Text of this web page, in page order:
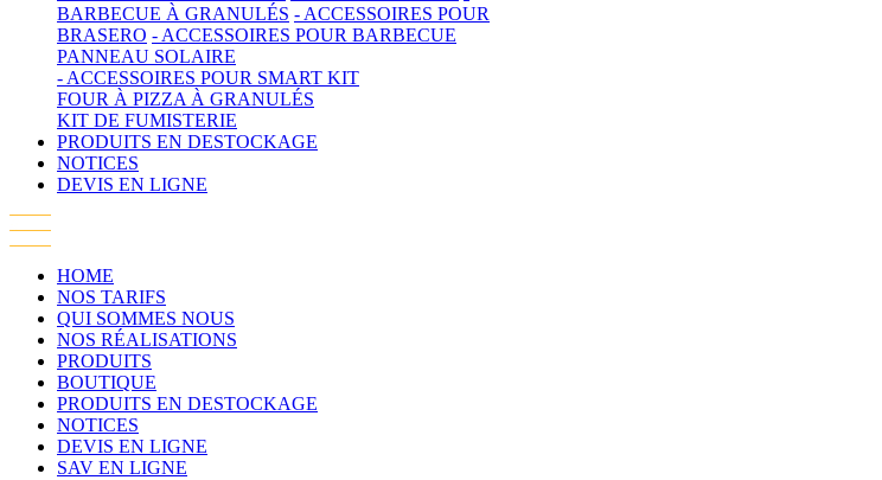
BARBECUE À GRANULÉS - ACCESSOIRES POUR
BRASERO - ACCESSOIRES POUR BARBECUE
PANNEAU SOLAIRE
- ACCESSOIRES POUR SMART KIT
FOUR À PIZZA À GRANULÉS
KIT DE FUMISTERIE
PRODUITS EN DESTOCKAGE
NOTICES
DEVIS EN LIGNE
HOME
NOS TARIFS
QUI SOMMES NOUS
NOS RÉALISATIONS
PRODUITS
BOUTIQUE
PRODUITS EN DESTOCKAGE
NOTICES
DEVIS EN LIGNE
SAV EN LIGNE